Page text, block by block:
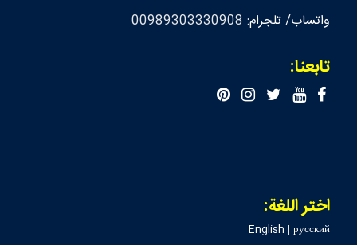
واتساب/ تلجرام: 00989303330908
تابعنا:
اختر اللغة:
English |русский